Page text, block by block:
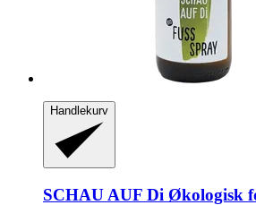
Handlekurv
SCHAU AUF Di Økologisk